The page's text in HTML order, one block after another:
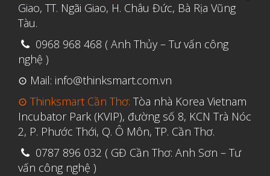
Tháng Năm 2020
Tháng Hai 2020
Tháng Một 2020
Tháng Mười Hai 2019
Tháng Mười Một 2019
Tháng Mười 2019
Giao, TT. Ngãi Giao, H. Châu Đức, Bà Rịa Vũng
Tàu.
0968 968 468 ( Anh Thủy – Tư vấn công
nghệ )
⊙ Mail: info@thinksmart.com.vn
⊙ Thinksmart Cần Thơ: Tòa nhà Korea Vietnam
Incubator Park (KVIP), đường số 8, KCN Trà Nóc
2, P. Phước Thới, Q. Ô Môn, TP. Cần Thơ.
0787 896 032 ( GĐ Cần Thơ: Anh Sơn – Tư
vấn công nghệ )